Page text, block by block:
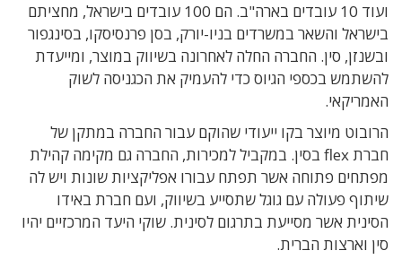
ועוד 10 עובדים בארה"ב. הם 100 עובדים בישראל, מחציתם
בישראל והשאר במשרדים בניו-יורק, בסן פרנסיסקו, בסינגפור
ובשנזן, סין. החברה החלה לאחרונה בשיווק במוצר, ומייעדת
להשתמש בכספי הגיוס כדי להעמיק את הכגניסה לשוק
האמריקאי.
הרובוט מיוצר בקו ייעודי שהוקם עבור החברה במתקן של
חברת flex בסין. במקביל למכירות, החברה גם מקימה קהילת
מפתחים פתוחה אשר תפתח עבורו אפליקציות שונות ויש לה
שיתוף פעולה עם גוגל שתסייע בשיווק, ועם חברת באידו
הסינית אשר מסייעת בתרגום לסינית. שוקי היעד המרכזיים יהיו
סין וארצות הברית.